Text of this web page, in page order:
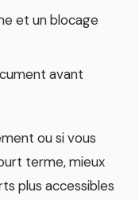
et un blocage
avant
ou si vous
terme, mieux
plus accessibles